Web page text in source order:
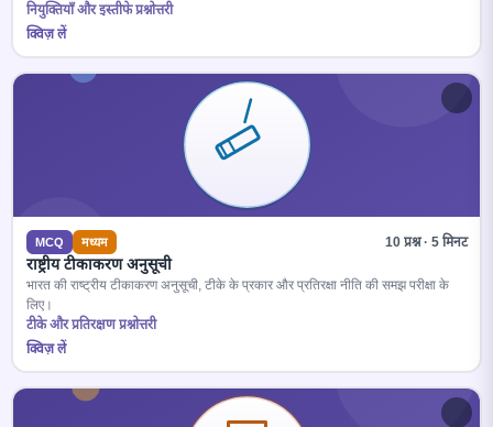
नियुक्तियाँ और इस्तीफे प्रश्नोत्तरी
क्विज़ लें
MCQ मध्यम 10 प्रश्न · 5 मिनट
राष्ट्रीय टीकाकरण अनुसूची
भारत की राष्ट्रीय टीकाकरण अनुसूची, टीके के प्रकार और प्रतिरक्षा नीति की समझ परीक्षा के
लिए।
टीके और प्रतिरक्षण प्रश्नोत्तरी
क्विज़ लें